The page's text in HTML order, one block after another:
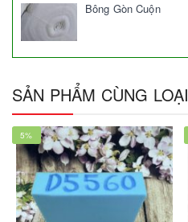
Bông Gòn Cuộn
SẢN PHẨM CÙNG LOẠI
5%